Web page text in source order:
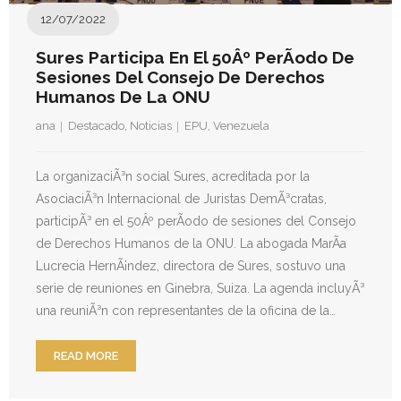
- Derechos Humanos, DiÃ¡logo y Paz
- Derechos Humanos en contextos de Violencia con
Fines PolÃ­ticos
- Inusual & Extraordinaria
Noticias
Formación
Contacto
Sures Participa En El 50Âº PerÃ­odo De
Sesiones Del Consejo De Derechos
Humanos De La ONU
12/07/2022
ana Destacado, Noticias EPU, Venezuela
La organizaciÃ³n social Sures, acreditada por la
AsociaciÃ³n Internacional de Juristas DemÃ³cratas,
participÃ³ en el 50Âº perÃ­odo de sesiones del Consejo
de Derechos Humanos de la ONU. La abogada MarÃ­a
Lucrecia HernÃ¡ndez, directora de Sures, sostuvo una
serie de reuniones en Ginebra, Suiza. La agenda incluyÃ³
una reuniÃ³n con representantes de la oficina de la…
READ MORE